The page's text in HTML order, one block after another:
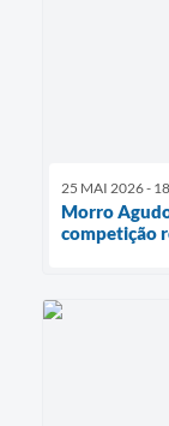
25 MAI 2026 -
Morro
competição